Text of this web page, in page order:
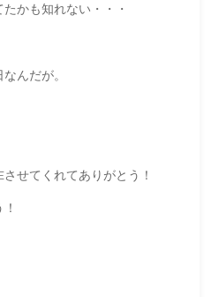
かも知れない・・・
んだが。
せてくれてありがとう！